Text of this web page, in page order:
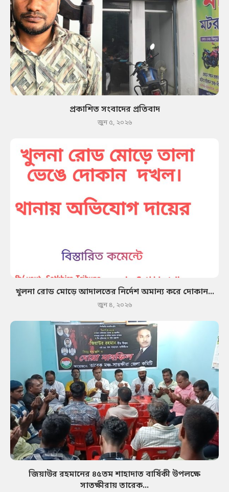
প্রকাশিত সংবাদের প্রতিবাদ
জুন ৫, ২০২৬
খুলনা রোড মোড়ে আদালতের নির্দেশ অমান্য করে দোকান...
জুন ৪, ২০২৬
জিয়াউর রহমানের ৪৫তম শাহাদাত বার্ষিকী উপলক্ষে
সাতক্ষীরায় তারেক...